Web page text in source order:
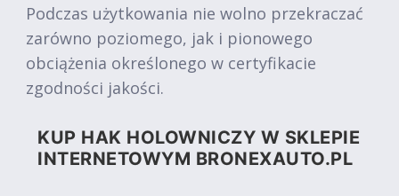
Podczas użytkowania nie wolno przekraczać
zarówno poziomego, jak i pionowego
obciążenia określonego w certyfikacie
zgodności jakości.
KUP HAK HOLOWNICZY W SKLEPIE
INTERNETOWYM BRONEXAUTO.PL